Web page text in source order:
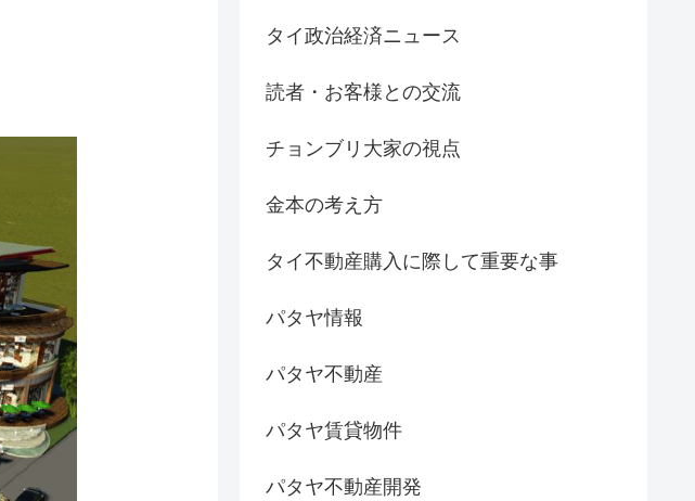
タイ政治経済ニュース
読者・お客様との交流
チョンブリ大家の視点
金本の考え方
タイ不動産購入に際して重要な事
パタヤ情報
パタヤ不動産
パタヤ賃貸物件
パタヤ不動産開発